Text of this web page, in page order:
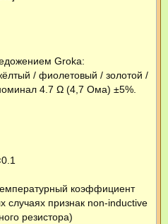
Groka:
/ фиолетовый / золотой /
4.7 Ω (4,7 Ома) ±5%.
коэффициент
случаях признак non-inductive
резистора)